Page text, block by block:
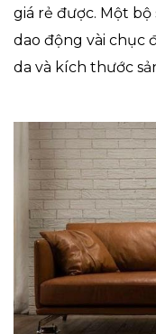
giá rẻ được. Một bộ
dao động vài chục
da và kích thước